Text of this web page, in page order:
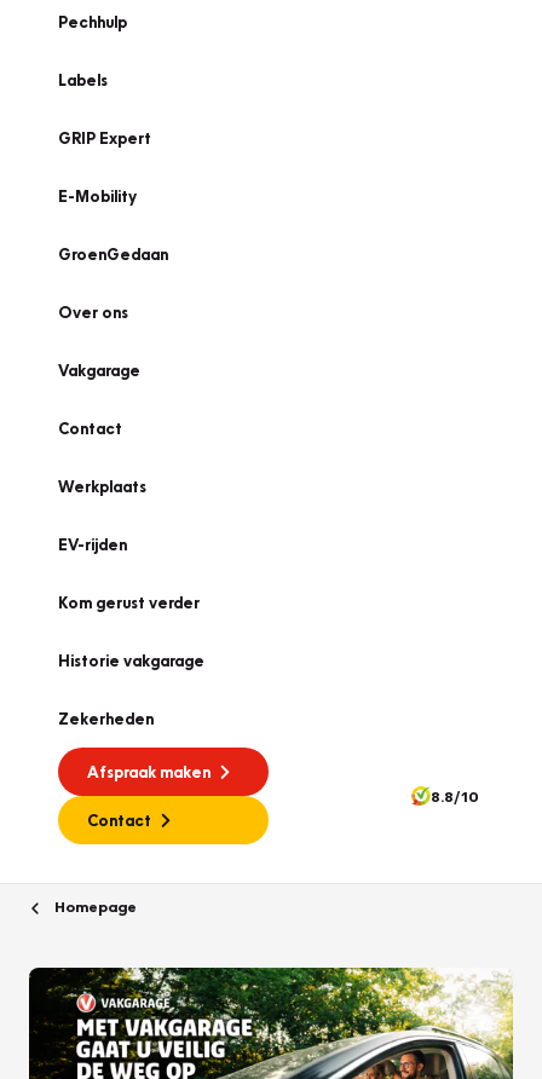
Pechhulp
Labels
GRIP Expert
E-Mobility
GroenGedaan
Over ons
Vakgarage
Contact
Werkplaats
EV-rijden
Kom gerust verder
Historie vakgarage
Zekerheden
Afspraak maken
Contact
8.8/10
Homepage